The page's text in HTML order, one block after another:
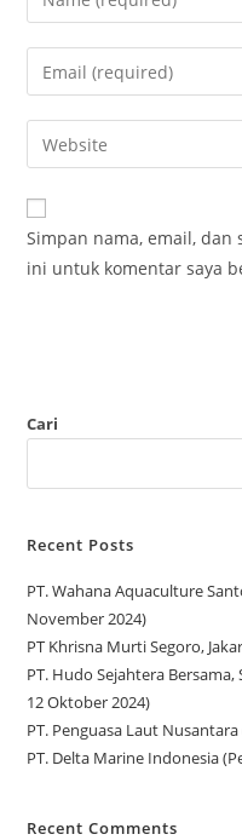
Simpan nama, email, dan
ini untuk komentar saya
Cari
Recent Posts
PT. Wahana Aquaculture
November 2024)
PT Khrisna Murti Segoro,
PT. Hudo Sejahtera
12 Oktober 2024)
PT. Penguasa Laut
PT. Delta Marine Indonesia
Recent Comments